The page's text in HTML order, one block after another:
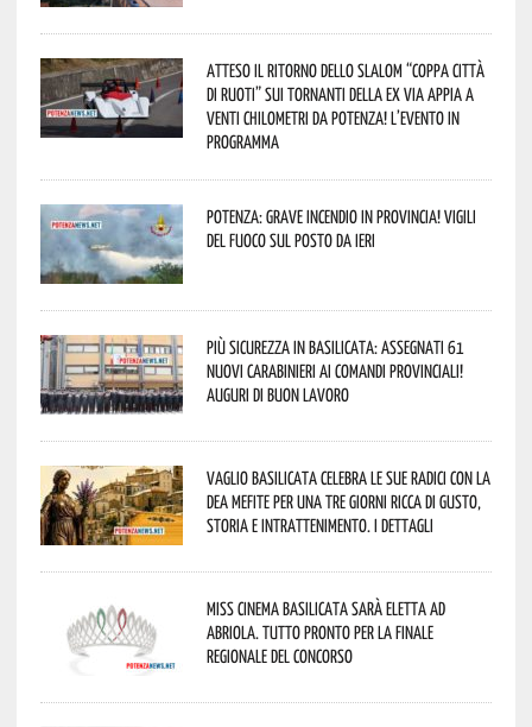
Atteso il ritorno dello slalom “Coppa Città
di Ruoti” sui tornanti della ex via Appia a
venti chilometri da Potenza! L’evento in
programma
Potenza: grave incendio in Provincia! Vigili
del fuoco sul posto da ieri
Più sicurezza in Basilicata: assegnati 61
nuovi Carabinieri ai Comandi provinciali!
Auguri di buon lavoro
Vaglio Basilicata celebra le sue radici con la
Dea Mefite per una tre giorni ricca di gusto,
storia e intrattenimento. I dettagli
Miss Cinema Basilicata sarà eletta ad
Abriola. Tutto pronto per la finale
regionale del concorso